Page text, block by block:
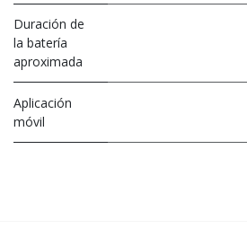
Duración de
la batería
aproximada
Aplicación
móvil